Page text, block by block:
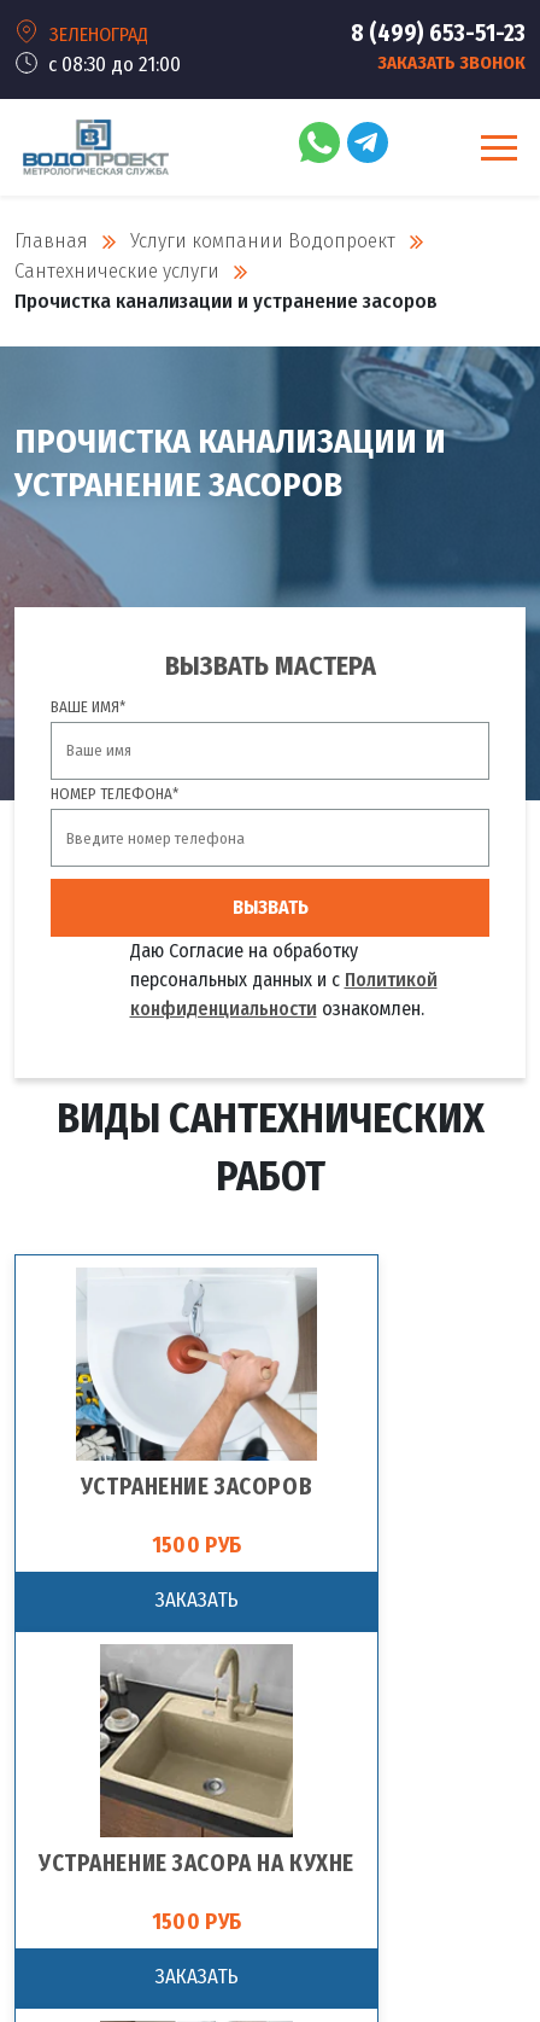
ЗЕЛЕНОГРАД
с 08:30 до 21:00
8 (499) 653-51-23
ЗАКАЗАТЬ ЗВОНОК
Главная
Услуги компании Водопроект
Сантехнические услуги
Прочистка канализации и устранение засоров
ПРОЧИСТКА КАНАЛИЗАЦИИ И
УСТРАНЕНИЕ ЗАСОРОВ
ВЫЗВАТЬ МАСТЕРА
ВАШЕ ИМЯ*
НОМЕР ТЕЛЕФОНА*
ВЫЗВАТЬ
Даю Согласие на обработку
персональных данных и с Политикой
конфиденциальности ознакомлен.
ВИДЫ САНТЕХНИЧЕСКИХ
РАБОТ
УСТРАНЕНИЕ ЗАСОРОВ
1500 РУБ
ЗАКАЗАТЬ
УСТРАНЕНИЕ ЗАСОРА НА КУХНЕ
1500 РУБ
ЗАКАЗАТЬ